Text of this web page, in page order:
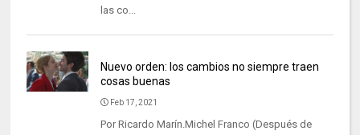
las co...
Nuevo orden: los cambios no siempre traen
cosas buenas
Feb 17, 2021
Por Ricardo Marín.Michel Franco (Después de